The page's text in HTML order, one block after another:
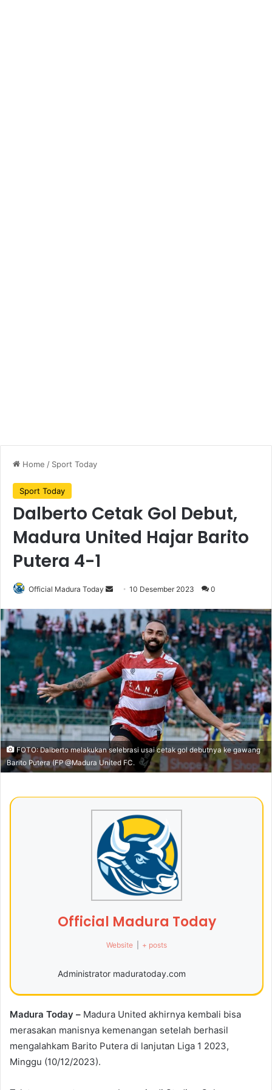
Home / Sport Today
Sport Today
Dalberto Cetak Gol Debut,
Madura United Hajar Barito
Putera 4-1
Official Madura Today
n
d
a
n
e
m
a
i
l
10 Desember 2023 0
FOTO: Dalberto melakukan selebrasi usai cetak gol debutnya ke gawang
Barito Putera (FP @Madura United FC.
Official Madura Today
Website + posts
Administrator maduratoday.com
Madura Today – Madura United akhirnya kembali bisa
merasakan manisnya kemenangan setelah berhasil
mengalahkam Barito Putera di lanjutan Liga 1 2023,
Minggu (10/12/2023).